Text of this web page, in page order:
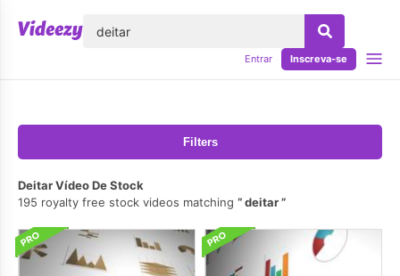
Entrar Inscreva-se
Filters
Deitar Vídeo De Stock
195 royalty free stock videos matching
deitar